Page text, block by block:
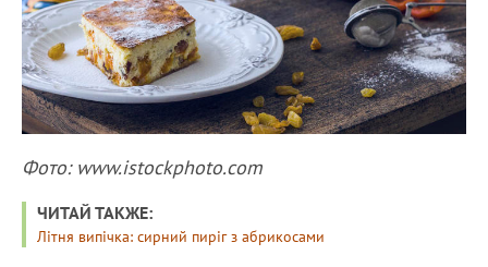
Фото: www.istockphoto.com
ЧИТАЙ ТАКЖЕ:
Літня випічка: сирний пиріг з абрикосами